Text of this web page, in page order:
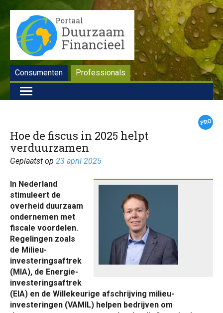
Consumenten Professionals
Hoe de fiscus in 2025 helpt
verduurzamen
Geplaatst op 23 april 2025
In Nederland
stimuleert de
overheid duurzaam
ondernemen met
fiscale voordelen.
Regelingen zoals
de Milieu-
investeringsaftrek
(MIA), de Energie-
investeringsaftrek
(EIA) en de Willekeurige afschrijving milieu-
investeringen (VAMIL) helpen bedrijven om